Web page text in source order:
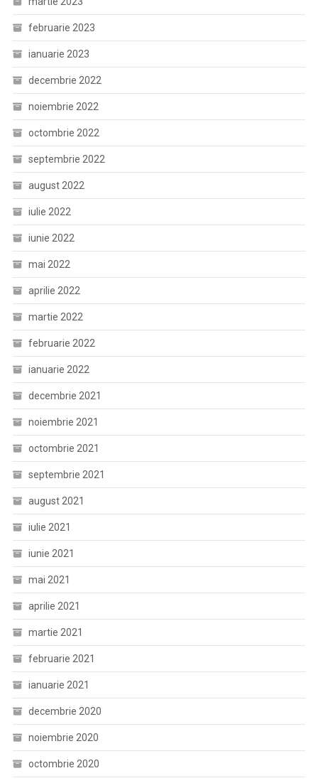
februarie 2023
ianuarie 2023
decembrie 2022
noiembrie 2022
octombrie 2022
septembrie 2022
august 2022
iulie 2022
iunie 2022
mai 2022
aprilie 2022
martie 2022
februarie 2022
ianuarie 2022
decembrie 2021
noiembrie 2021
octombrie 2021
septembrie 2021
august 2021
iulie 2021
iunie 2021
mai 2021
aprilie 2021
martie 2021
februarie 2021
ianuarie 2021
decembrie 2020
noiembrie 2020
octombrie 2020